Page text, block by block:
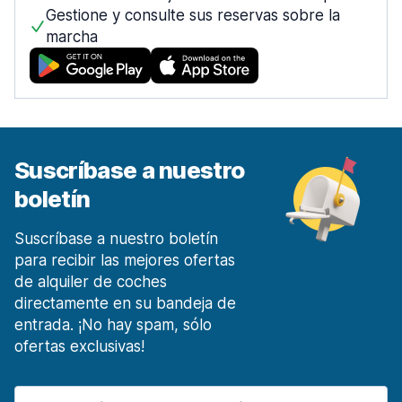
desde 12,55 € al día
Móstoles Centro de la ciudad
desde 27,22 € al día
Málaga Estación de tren
desde 14,97 € al día
Marbella
135 ofertas en 3 lugares
Murcia
185 ofertas en 4 lugares
Región de Murcia Aeropuerto Internacional
desde 17,14 € al día
Oviedo
Gestione y consulte sus reservas sobre la
marcha
Suscríbase a nuestro
boletín
Suscríbase a nuestro boletín
para recibir las mejores ofertas
de alquiler de coches
directamente en su bandeja de
entrada. ¡No hay spam, sólo
ofertas exclusivas!